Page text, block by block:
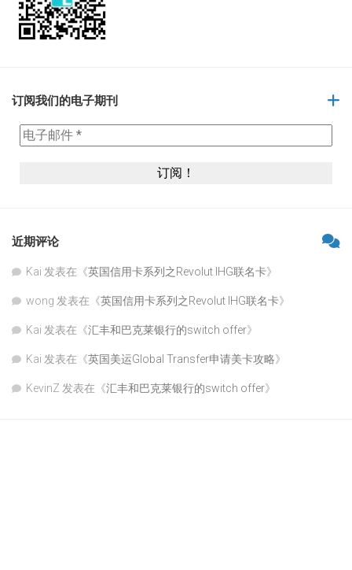
订阅我们的电子期刊
近期评论
Kai 发表在《英国信用卡系列之Revolut IHG联名卡》
wong 发表在《英国信用卡系列之Revolut IHG联名卡》
Kai 发表在《汇丰和巴克莱银行的switch offer》
Kai 发表在《英国美运Global Transfer申请美卡攻略》
KevinZ 发表在《汇丰和巴克莱银行的switch offer》